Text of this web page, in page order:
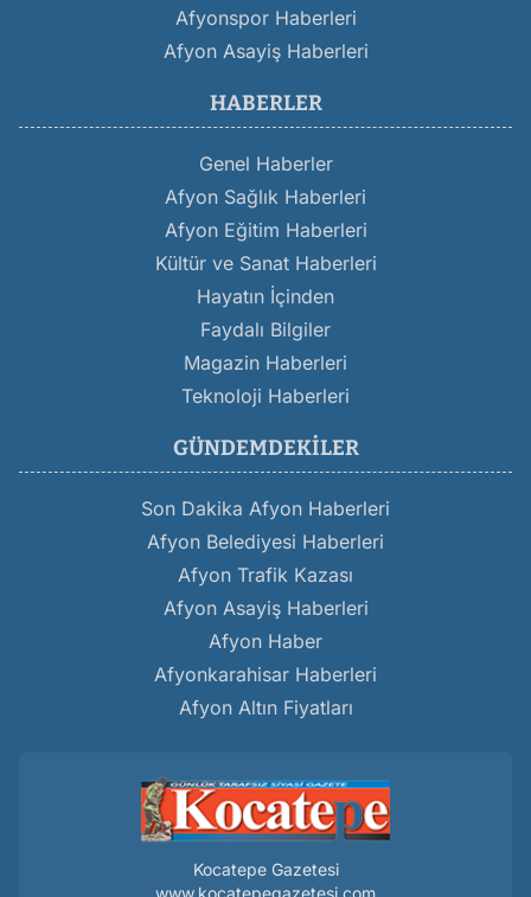
Afyonspor Haberleri
Afyon Asayiş Haberleri
HABERLER
Genel Haberler
Afyon Sağlık Haberleri
Afyon Eğitim Haberleri
Kültür ve Sanat Haberleri
Hayatın İçinden
Faydalı Bilgiler
Magazin Haberleri
Teknoloji Haberleri
GÜNDEMDEKILER
Son Dakika Afyon Haberleri
Afyon Belediyesi Haberleri
Afyon Trafik Kazası
Afyon Asayiş Haberleri
Afyon Haber
Afyonkarahisar Haberleri
Afyon Altın Fiyatları
Kocatepe Gazetesi